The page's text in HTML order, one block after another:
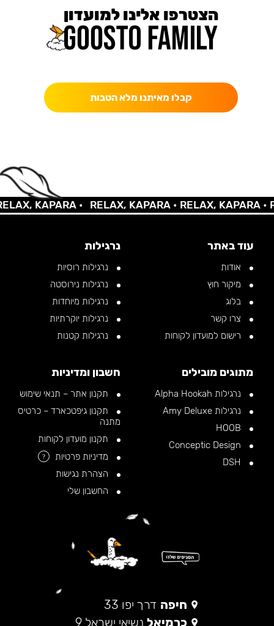
הצטרפו אלינו למועדון
קבלו מאיתנו מלא הטבות
KAPARA • RELAX, KAPARA •RELAX, KAPARA •
עוד באתר
אודות
מיקור חוץ
בלוג
צרו קשר
רישום למועדון לקוחות
נרגילות
נרגילות רוסיות
נרגילות נירוסטה
נרגילות מיוחדות
נרגילות יוקרתיות
נרגילות קטנות
מתוגים מובילים
נרגילות Alpha Hookah
נרגילות Amy Deluxe
חשבון ומדיניות
תקנון אתר – תנאי שימוש
תקנון גיפטכארד – כרטיס
מתנה
תקנון מועדון לקוחות
מדיניות פרטיות
?
הצהרת נגישות
החשבון שלי
חיפה דרך יפו 33
כרמיאל נשיאי ישראל 9